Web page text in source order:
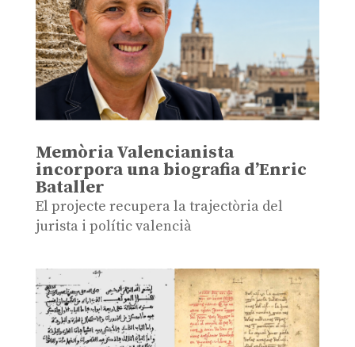
Memòria Valencianista
incorpora una biografia d’Enric
Bataller
El projecte recupera la trajectòria del
jurista i polític valencià